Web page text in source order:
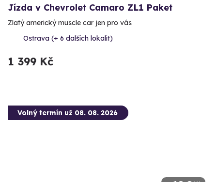
Jízda v Chevrolet Camaro ZL1 Paket
Zlatý americký muscle car jen pro vás
Ostrava (+ 6 dalších lokalit)
1 399 Kč
Volný termín už 08. 08. 2026